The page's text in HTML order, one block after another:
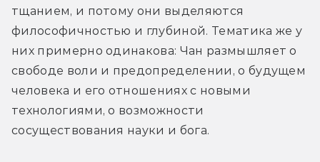
тщанием, и потому они выделяются
философичностью и глубиной. Тематика же у
них примерно одинакова: Чан размышляет о
свободе воли и предопределении, о будущем
человека и его отношениях с новыми
технологиями, о возможности
сосуществования науки и бога.